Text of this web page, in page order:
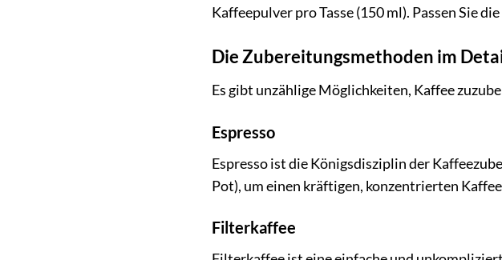
Kaffeepulver pro Tasse (150 ml). Passen Sie
Die Zubereitungsmethoden im
Es gibt unzählige Möglichkeiten, Kaffee
Espresso
Espresso ist die Königsdisziplin der
Pot), um einen kräftigen, konzentrierten
Filterkaffee